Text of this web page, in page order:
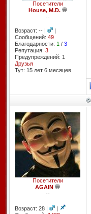
Посетители
House, M.D.
--
Возраст: -- |
|
Сообщений: 49
Благодарности: 1 / 3
Репутация: 3
Предупреждений: 1
Друзья
Тут: 15 лет 6 месяцев
Посетители
AGAIN
--
Возраст: 28 |
|